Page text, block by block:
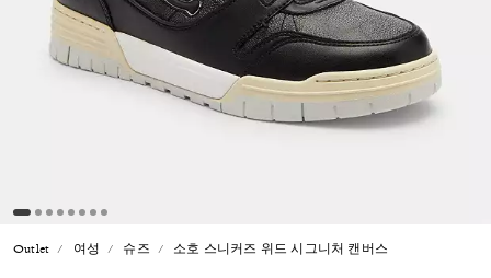
Outlet 여성 슈즈 소호 스니커즈 위드 시그니처 캔버스